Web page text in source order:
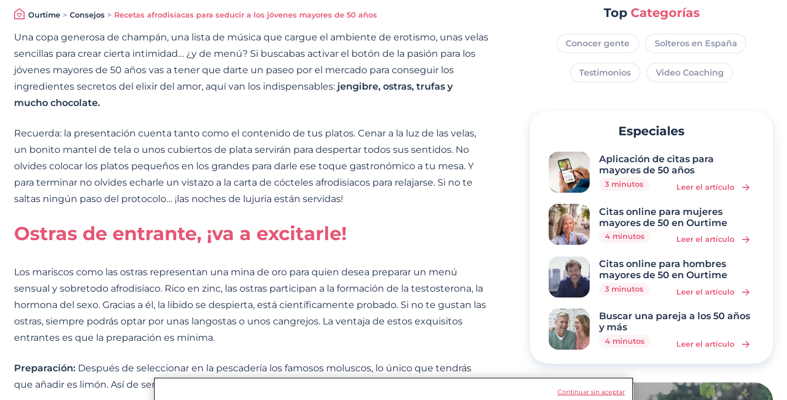
Ourtime> Consejos > Recetas afrodisíacas para seducir a los jóvenes mayores de 50 años
Una copa generosa de champán, una lista de música que cargue el ambiente de erotismo, unas velas
sencillas para crear cierta intimidad… ¿y de menú? Si buscabas activar el botón de la pasión para los
jóvenes mayores de 50 años vas a tener que darte un paseo por el mercado para conseguir los
ingredientes secretos del elixir del amor, aquí van los indispensables: jengibre, ostras, trufas y
mucho chocolate.
Recuerda: la presentación cuenta tanto como el contenido de tus platos. Cenar a la luz de las velas,
un bonito mantel de tela o unos cubiertos de plata servirán para despertar todos sus sentidos. No
olvides colocar los platos pequeños en los grandes para darle ese toque gastronómico a tu mesa. Y
para terminar no olvides echarle un vistazo a la carta de cócteles afrodisíacos para relajarse. Si no te
saltas ningún paso del protocolo… ¡las noches de lujuria están servidas!
Ostras de entrante, ¡va a excitarle!
Los mariscos como las ostras representan una mina de oro para quien desea preparar un menú
sensual y sobretodo afrodisíaco. Rico en zinc, las ostras participan a la formación de la testosterona, la
hormona del sexo. Gracias a él, la libido se despierta, está científicamente probado. Si no te gustan las
ostras, siempre podrás optar por unas langostas o unos cangrejos. La ventaja de estos exquisitos
entrantes es que la preparación es mínima.
Preparación: Después de seleccionar en la pescadería los famosos moluscos, lo único que tendrás
que añadir es limón. Así de sencillo. ¡Empieza a saborealos!
Top Categorías
Conocer gente Solteros en España
Testimonios Video Coaching
Especiales
Aplicación de citas para
mayores de 50 años
3 minutos Leer el artículo
Citas online para mujeres
mayores de 50 en Ourtime
4 minutos Leer el artículo
Citas online para hombres
mayores de 50 en Ourtime
3 minutos Leer el artículo
Buscar una pareja a los 50 años
y más
4 minutos Leer el artículo
Continuar sin aceptar